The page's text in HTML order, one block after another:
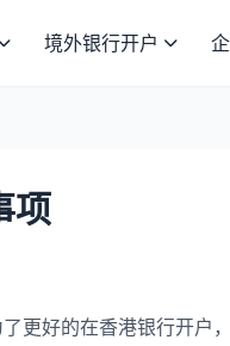
境外银行开户
项
好的在香港银行开户